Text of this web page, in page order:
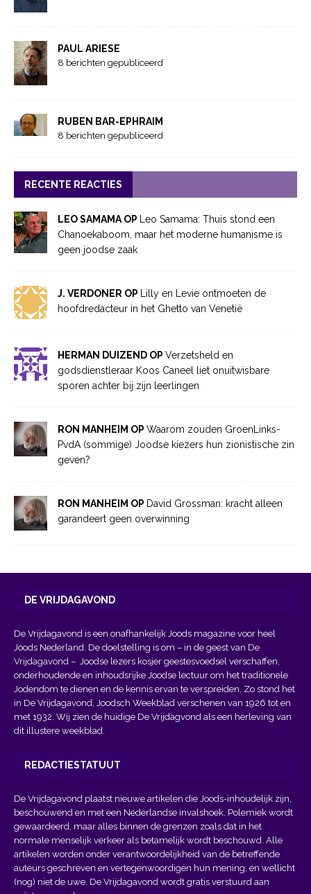
PAUL ARIESE
8 berichten gepubliceerd
RUBEN BAR-EPHRAIM
8 berichten gepubliceerd
RECENTE REACTIES
LEO SAMAMA OP Leo Samama: Thuis stond een
Chanoekaboom, maar het moderne humanisme is
geen joodse zaak
J. VERDONER OP Lilly en Levie ontmoeten de
hoofdredacteur in het Ghetto van Venetië
HERMAN DUIZEND OP Verzetsheld en
godsdienstleraar Koos Caneel liet onuitwisbare
sporen achter bij zijn leerlingen
RON MANHEIM OP Waarom zouden GroenLinks-
PvdA (sommige) Joodse kiezers hun zionistische zin
geven?
RON MANHEIM OP David Grossman: kracht alleen
garandeert geen overwinning
DE VRIJDAGAVOND
De Vrijdagavond is een onafhankelijk Joods magazine voor heel
Joods Nederland. De doelstelling is om – in de geest van De
Vrijdagavond – Joodse lezers kosjer geestesvoedsel verschaffen,
onderhoudende en inhoudsrijke Joodse lectuur om het traditionele
Jodendom te dienen en de kennis ervan te verspreiden. Zo stond het
in De Vrijdagavond, Joodsch Weekblad verschenen van 1926 tot en
met 1932. Wij zien de huidige De Vrijdagvond als een herleving van
dit illustere weekblad.
REDACTIESTATUUT
De Vrijdagavond plaatst nieuwe artikelen die Joods-inhoudelijk zijn,
beschouwend en met een Nederlandse invalshoek. Polemiek wordt
gewaardeerd, maar alles binnen de grenzen zoals dat in het
normale menselijk verkeer als betamelijk wordt beschouwd. Alle
artikelen worden onder verantwoordelijkheid van de betreffende
auteurs geschreven en vertegenwoordigen hun mening, en wellicht
(nog) niet de uwe. De Vrijdagavond wordt gratis verstuurd aan